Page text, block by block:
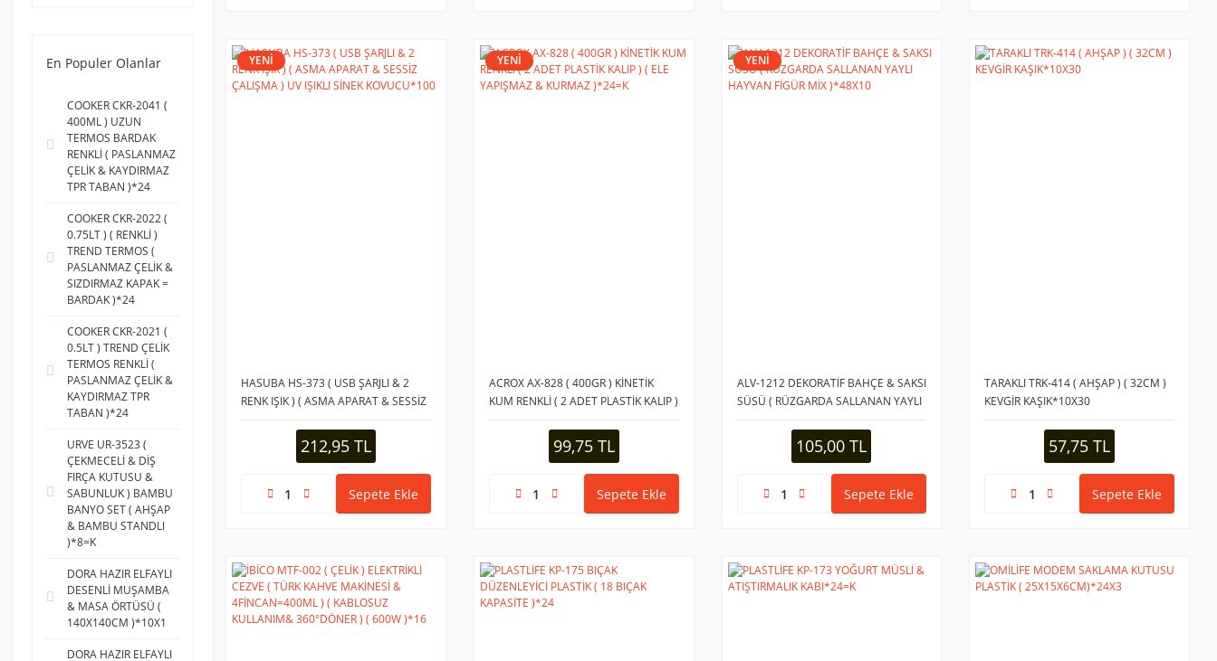
ACCESSORY (1)
İBİCO (1)
IŞIK KİTCHEN (1)
LİNKAGE (1)
MİLİFE (1)
ON-BOARD AIR
PUIMP (1)
SELSİL (1)
SGS TOOLS (1)
SİNBO (1)
SUNMILD (1)
TARAKLI AHŞAP (1)
TRİX (1)
En Populer Olanlar
COOKER CKR-2041 (
400ML ) UZUN
TERMOS BARDAK
RENKLİ ( PASLANMAZ
ÇELİK & KAYDIRMAZ
TPR TABAN )*24
COOKER CKR-2022 (
0.75LT ) ( RENKLİ )
TREND TERMOS (
PASLANMAZ ÇELİK &
SIZDIRMAZ KAPAK =
BARDAK )*24
COOKER CKR-2021 (
0.5LT ) TREND ÇELİK
TERMOS RENKLİ (
PASLANMAZ ÇELİK &
KAYDIRMAZ TPR
TABAN )*24
URVE UR-3523 (
ÇEKMECELİ & DİŞ
FIRÇA KUTUSU &
SABUNLUK ) BAMBU
BANYO SET ( AHŞAP
& BAMBU STANDLI
)*8=K
DORA HAZIR ELFAYLI
DESENLİ MUŞAMBA
& MASA ÖRTÜSÜ (
140X140CM )*10X1
DORA HAZIR ELFAYLI
YENİ
HASUBA HS-373 ( USB ŞARJLI & 2
RENK IŞIK ) ( ASMA APARAT & SESSİZ
ÇALIŞMA ) UV IŞIKLI SİNEK
KOVUCU*100212,95 TL
Sepete Ekle
YENİ
ACROX AX-828 ( 400GR ) KİNETİK
KUM RENKLİ ( 2 ADET PLASTİK KALIP )
( ELE YAPIŞMAZ & KURMAZ )*24=K
99,75 TL
Sepete Ekle
YENİ
ALV-1212 DEKORATİF BAHÇE & SAKSI
SÜSÜ ( RÜZGARDA SALLANAN YAYLI
HAYVAN FİGÜR MİX )*48X10
105,00 TL
Sepete Ekle
TARAKLI TRK-414 ( AHŞAP ) ( 32CM )
KEVGİR KAŞIK*10X30
57,75 TL
Sepete Ekle